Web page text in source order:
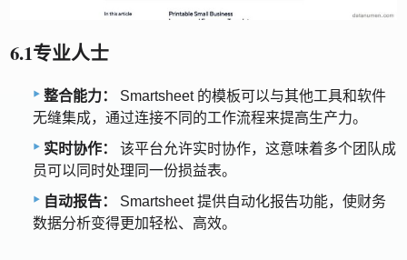
6.1专业人士
整合能力：
Smartsheet 的模板可以与其他工具和软件
无缝集成，通过连接不同的工作流程来提高生产力。
实时协作：
该平台允许实时协作，这意味着多个团队成
员可以同时处理同一份损益表。
自动报告：
Smartsheet 提供自动化报告功能，使财务
数据分析变得更加轻松、高效。